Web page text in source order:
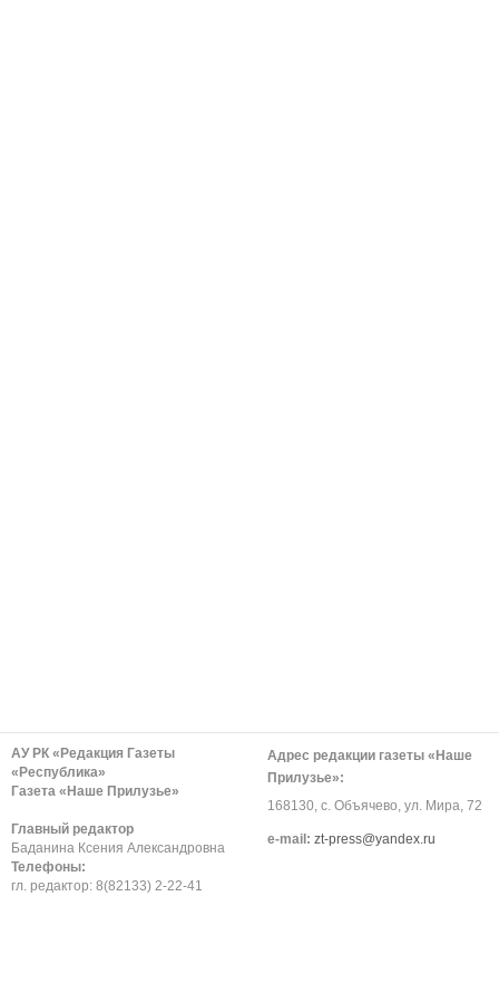
АУ РК «Редакция Газеты
«Республика»
Газета «Наше Прилузье»
Главный редактор
Баданина Ксения Александровна
Телефоны:
гл. редактор: 8(82133) 2-22-41
Адрес редакции газеты «Наше
Прилузье»:
168130, с. Объячево, ул. Мира, 72
е-mail: zt-press@yandex.ru